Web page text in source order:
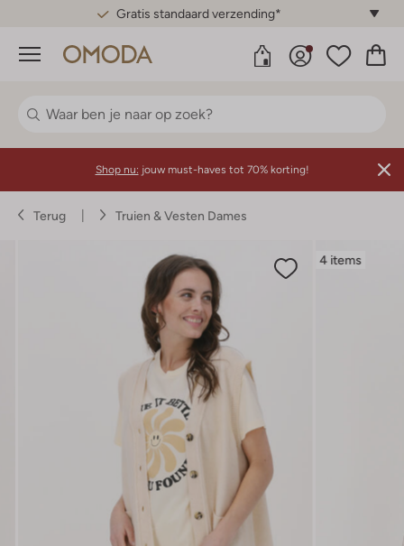
Gratis standaard verzending*
Menu
Shop nu: jouw must-haves tot 70% korting!
Terug Truien & Vesten Dames
4 items